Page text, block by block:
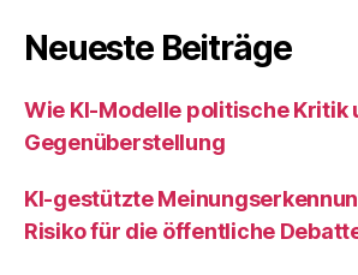
Neueste Beiträge
Wie KI‑Modelle politische Kritik
Gegenüberstellung
KI‑gestützte
Risiko für die öffentliche